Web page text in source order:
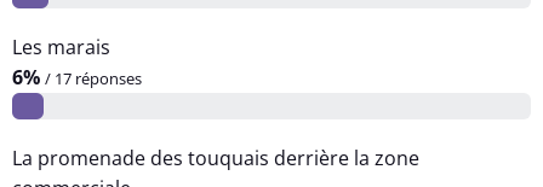
Les marais
6% / 17 réponses
La promenade des touquais derrière la zone